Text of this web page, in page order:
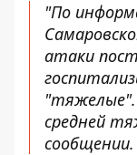
"По
атаки
средней
сообщении.